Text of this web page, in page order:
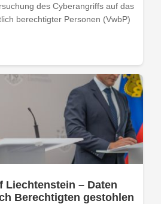
des Cyberangriffs auf das
berechtigter Personen (VwbP)
Liechtenstein – Daten
Berechtigten gestohlen